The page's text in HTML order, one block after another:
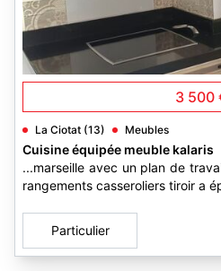
3 500
La Ciotat (13) Meubles
Cuisine équipée meuble kalaris
...marseille avec un plan de
rangements casseroliers tiroir a
Particulier